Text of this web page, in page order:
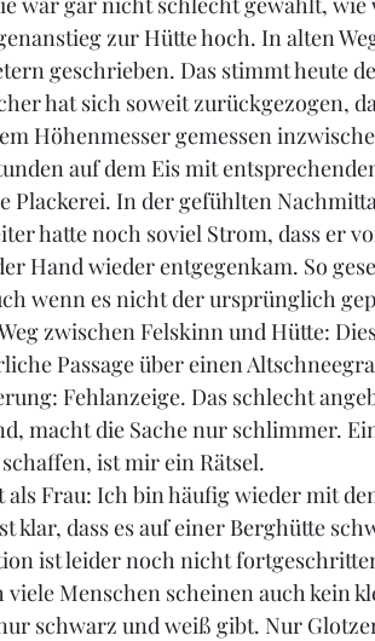
zur Hütte hoch. In alten
geschrieben. Das stimmt heute
hat sich soweit zurückgezogen,
Höhenmesser gemessen
auf dem Eis mit
Plackerei. In der gefühlten
hatte noch soviel Strom, dass er
Hand wieder entgegenkam. So
wenn es nicht der ursprünglich
zwischen Felskinn und Hütte:
Passage über einen
Fehlanzeige. Das schlecht
macht die Sache nur schlimmer.
ist mir ein Rätsel.
als Frau: Ich bin häufig wieder mit
klar, dass es auf einer Berghütte
ist leider noch nicht
viele Menschen scheinen auch kein
schwarz und weiß gibt. Nur